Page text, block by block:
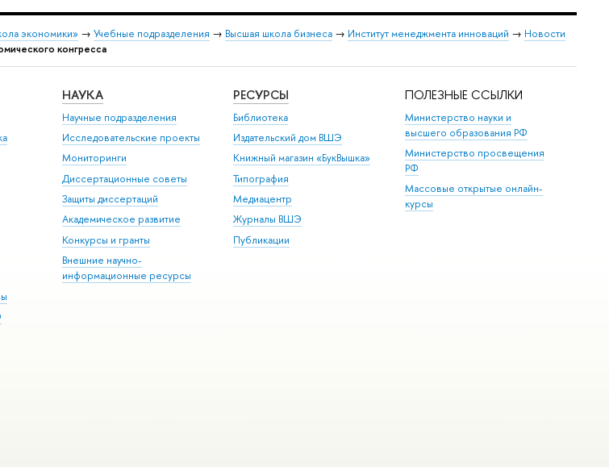
экономики» → Учебные подразделения → Высшая школа бизнеса → Институт менеджмента инноваций → Новости
конгресса
НАУКА
Научные подразделения
Исследовательские проекты
Мониторинги
Диссертационные советы
Защиты диссертаций
Академическое развитие
Конкурсы и гранты
Внешние научно-
информационные ресурсы
РЕСУРСЫ
Библиотека
Издательский дом ВШЭ
Книжный магазин «БукВышка»
Типография
Медиацентр
Журналы ВШЭ
Публикации
ПОЛЕЗНЫЕ ССЫЛКИ
Министерство науки и
высшего образования РФ
Министерство просвещения
РФ
Массовые открытые онлайн-
курсы